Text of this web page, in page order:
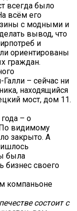
всегда было
всём его
с модными и
вывод, что
и
ориентированы
граждан.
– сейчас ни
находящийся
мост, дом 11.
– о
видимому
закрыто. А
была
бизнес своего
компаньоне
состоит с